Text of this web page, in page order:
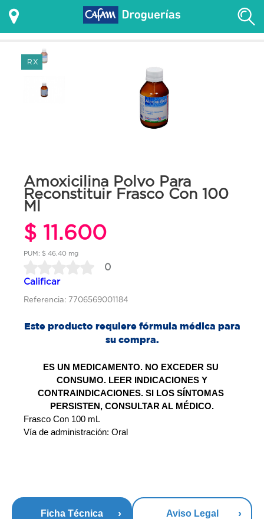
RX
Amoxicilina Polvo Para
Reconstituir Frasco Con 100
Ml
$ 11.600
PUM: $ 46.40 mg
0
Calificar
Referencia: 7706569001184
Este producto requiere fórmula médica para
su compra.
ES UN MEDICAMENTO. NO EXCEDER SU
CONSUMO. LEER INDICACIONES Y
CONTRAINDICACIONES. SI LOS SÍNTOMAS
PERSISTEN, CONSULTAR AL MÉDICO.
Frasco Con 100 mL
Vía de administración: Oral
Ficha Técnica Aviso Legal